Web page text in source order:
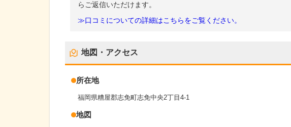
らご返信いただけます。
≫口コミについての詳細はこちらをご覧ください。
地図・アクセス
所在地
福岡県糟屋郡志免町志免中央2丁目4-1
地図